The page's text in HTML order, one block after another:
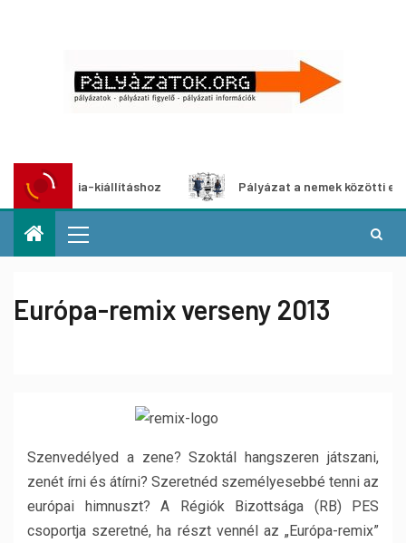
kiállításhoz Pályázat a nemek közötti
Európa-remix verseny 2013
Szenvedélyed a zene? Szoktál hangszeren játszani,
zenét írni és átírni? Szeretnéd személyesebbé tenni az
európai himnuszt? A Régiók Bizottsága (RB) PES
csoportja szeretné, ha részt vennél az „Európa-remix”